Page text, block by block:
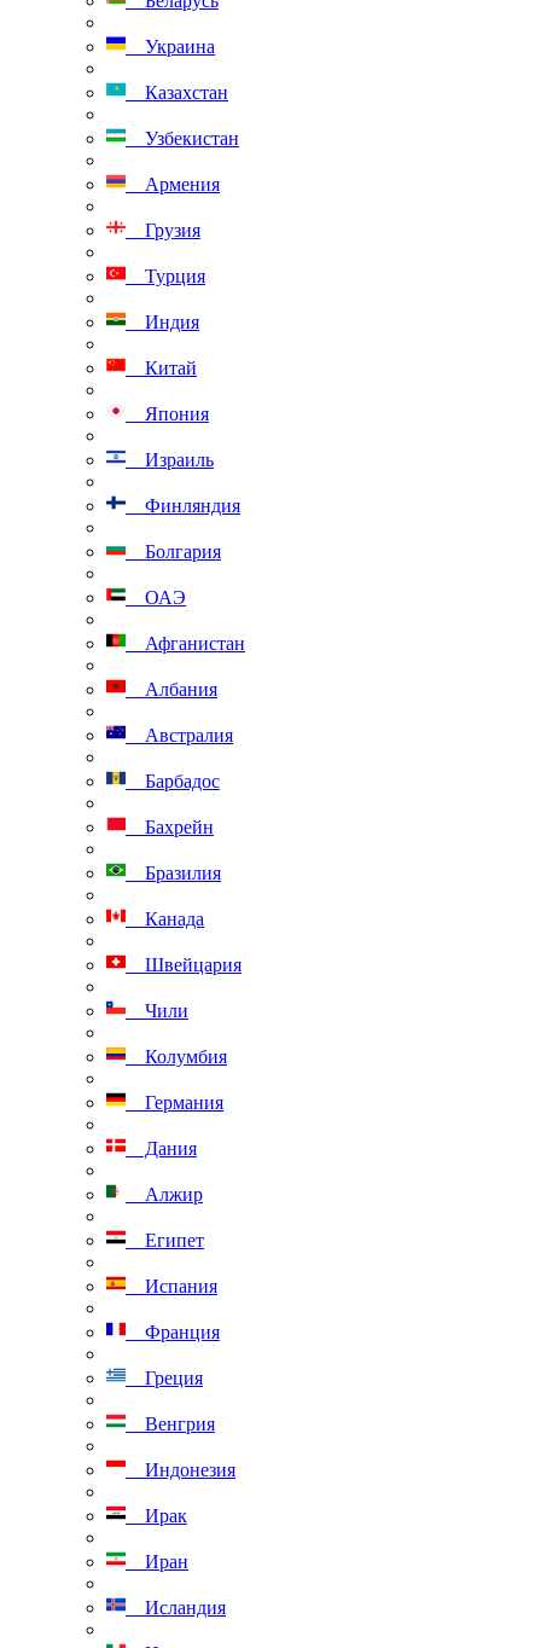
Украина
Казахстан
Узбекистан
Армения
Грузия
Турция
Индия
Китай
Япония
Израиль
Финляндия
Болгария
ОАЭ
Афганистан
Албания
Австралия
Барбадос
Бахрейн
Бразилия
Канада
Швейцария
Чили
Колумбия
Германия
Дания
Алжир
Египет
Испания
Франция
Греция
Венгрия
Индонезия
Ирак
Иран
Исландия